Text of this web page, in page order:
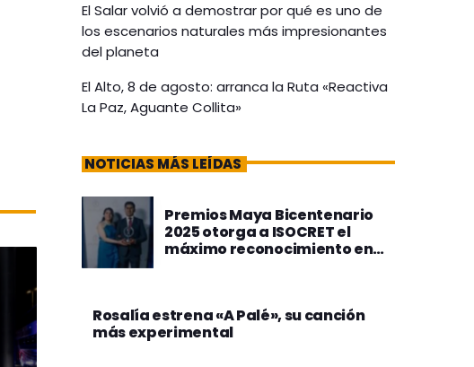
El Salar volvió a demostrar por qué es uno de
los escenarios naturales más impresionantes
del planeta
El Alto, 8 de agosto: arranca la Ruta «Reactiva
La Paz, Aguante Collita»
NOTICIAS MÁS LEÍDAS
Premios Maya Bicentenario
2025 otorga a ISOCRET el
máximo reconocimiento en
Rosalía estrena «A Palé», su canción
más experimental